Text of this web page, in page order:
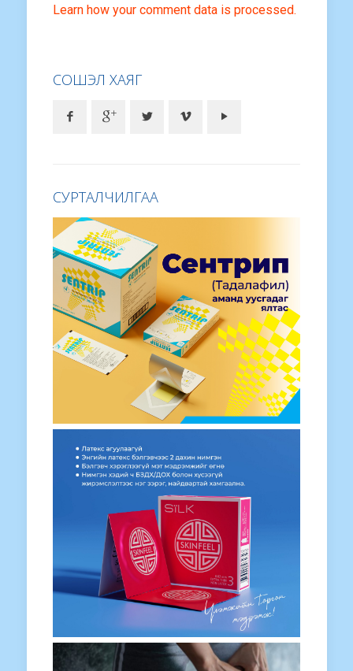
Learn how your comment data is processed.
СОШЭЛ ХАЯГ
СУРТАЛЧИЛГАА